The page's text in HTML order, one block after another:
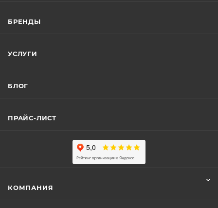
БРЕНДЫ
УСЛУГИ
БЛОГ
ПРАЙС-ЛИСТ
КОМПАНИЯ